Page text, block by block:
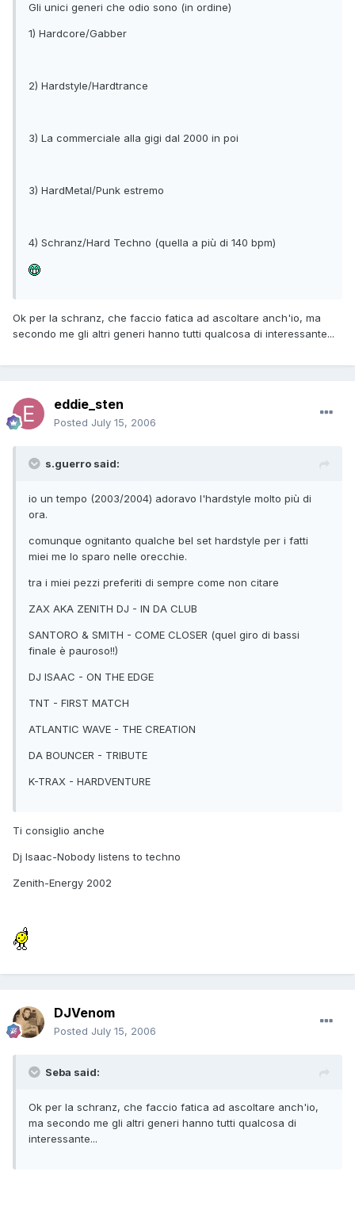
Gli unici generi che odio sono (in ordine)
1) Hardcore/Gabber
2) Hardstyle/Hardtrance
3) La commerciale alla gigi dal 2000 in poi
3) HardMetal/Punk estremo
4) Schranz/Hard Techno (quella a più di 140 bpm)
Ok per la schranz, che faccio fatica ad ascoltare anch'io, ma
secondo me gli altri generi hanno tutti qualcosa di interessante...
eddie_sten
Posted July 15, 2006
s.guerro said:
io un tempo (2003/2004) adoravo l'hardstyle molto più di
ora.
comunque ognitanto qualche bel set hardstyle per i fatti
miei me lo sparo nelle orecchie.
tra i miei pezzi preferiti di sempre come non citare
ZAX AKA ZENITH DJ - IN DA CLUB
SANTORO & SMITH - COME CLOSER (quel giro di bassi
finale è pauroso!!)
DJ ISAAC - ON THE EDGE
TNT - FIRST MATCH
ATLANTIC WAVE - THE CREATION
DA BOUNCER - TRIBUTE
K-TRAX - HARDVENTURE
Ti consiglio anche
Dj Isaac-Nobody listens to techno
Zenith-Energy 2002
DJVenom
Posted July 15, 2006
Seba said:
Ok per la schranz, che faccio fatica ad ascoltare anch'io,
ma secondo me gli altri generi hanno tutti qualcosa di
interessante...